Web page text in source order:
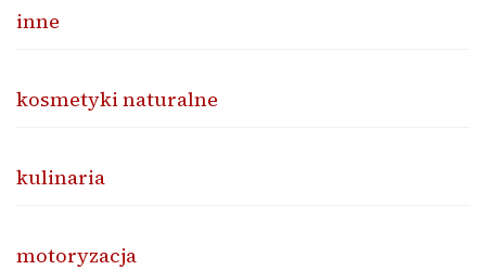
inne
kosmetyki naturalne
kulinaria
motoryzacja